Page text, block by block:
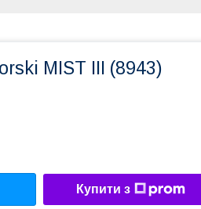
MIST III (8943)
Купити з